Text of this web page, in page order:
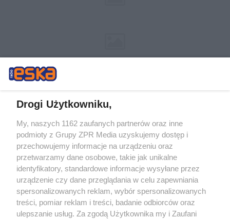
Żaden utwór zamieszczony w serwisie nie może być powielany i
rozpowszechniany lub dalej rozpowszechniany w jakikolwiek sposób (w
tym także elektroniczny lub mechaniczny) na jakimkolwiek polu
eksploatacji w jakiejkolwiek formie, włącznie z umieszczaniem w
Internecie bez pisemnej zgody właściciela praw. Jakiekolwiek użycie lub
wykorzystanie utworów w całości lub w części z naruszeniem prawa,
tzn. bez właściwej zgody, jest zabronione pod groźbą kary i może być
ścigane prawnie.
Drogi Użytkowniku,
My, naszych 1162 zaufanych partnerów oraz inne
podmioty z Grupy ZPR Media uzyskujemy dostęp i
przechowujemy informacje na urządzeniu oraz
przetwarzamy dane osobowe, takie jak unikalne
identyfikatory, standardowe informacje wysyłane przez
urządzenie czy dane przeglądania w celu zapewniania
spersonalizowanych reklam, wybór spersonalizowanych
treści, pomiar reklam i treści, badanie odbiorców oraz
ulepszanie usług. Za zgodą Użytkownika my i Zaufani